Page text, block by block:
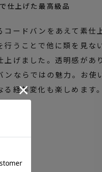
仕上げた最高級品
コードバンをあえて素仕
行うことで他に類を見な
上げました。透明感があ
ンならではの魅力。お使
経年変化も楽しめます。